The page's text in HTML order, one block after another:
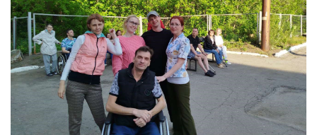
Президент Власов Я.В.
Первый вице-президент Кичигина Н. Ф.
Генеральный директор Матвиевская О.В.
Вице-президент Зрячева Н.В.
Вице-президент Шишлянников Ф.В.